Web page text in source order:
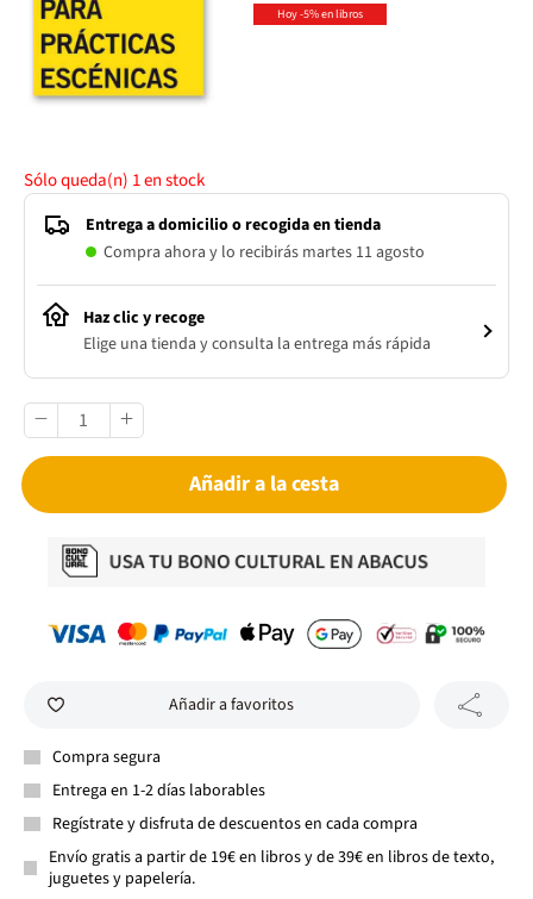
Hoy -5% en libros
Sólo queda(n) 1en stock
Entrega a domicilio o recogida en tienda
Compra ahora y lo recibirás martes 11 agosto
Haz clic y recoge
Elige una tienda y consulta la entrega más rápida
Añadir a la cesta
Añadir a favoritos
Compra segura
Entrega en 1-2 días laborables
Regístrate y disfruta de descuentos en cada compra
Envío gratis a partir de 19€ en libros y de 39€ en libros de texto,
juguetes y papelería.